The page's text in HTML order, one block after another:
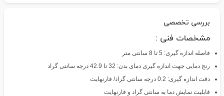
بررسی تخصصی
مشخصات فنی :
فاصله اندازه گیری: 5 تا 8 سانتی متر
رنج دمایی جهت اندازه گیری دمای بدن: 32 تا 42.9 درجه سانتی گراد
دقت اندازه گیری: 0.2 درجه سانتی گراد/ فارنهایت
قابلیت نمایش دما به سانتی گراد و فارنهایت